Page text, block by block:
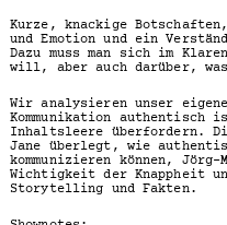
Kurze, knackige
und Emotion und ein
Dazu muss man sich im
will, aber auch darüber, was
Wir analysieren unser
Kommunikation authentisch
Inhaltsleere überfordern.
Jane überlegt, wie
kommunizieren können,
Wichtigkeit der Knappheit
Storytelling und Fakten.